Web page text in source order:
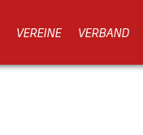
VEREINE VERBAND